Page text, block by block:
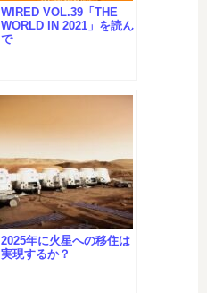
WIRED VOL.39「THE
WORLD IN 2021」を読ん
で
2025年に火星への移住は
実現するか？